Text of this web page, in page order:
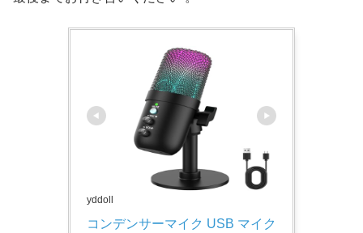
yddoll
コンデンサーマイク USB マイク